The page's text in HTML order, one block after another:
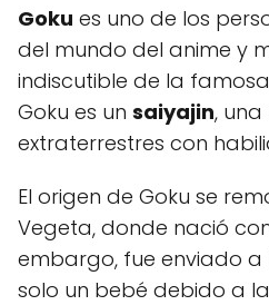
Goku es uno de los
del mundo del anime y
indiscutible de la
Goku es un saiyajin,
extraterrestres con
El origen de Goku se
Vegeta, donde nació
embargo, fue enviado
solo un bebé debido a